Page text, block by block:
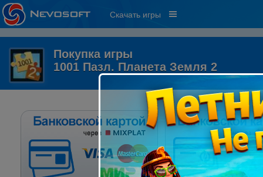
Скачать игры
Покупка игры
1001 Пазл. Планета Земля 2